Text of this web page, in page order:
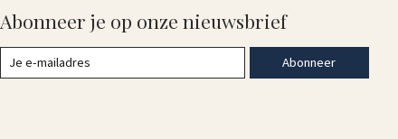
Abonneer je op onze nieuwsbrief
Abonneer